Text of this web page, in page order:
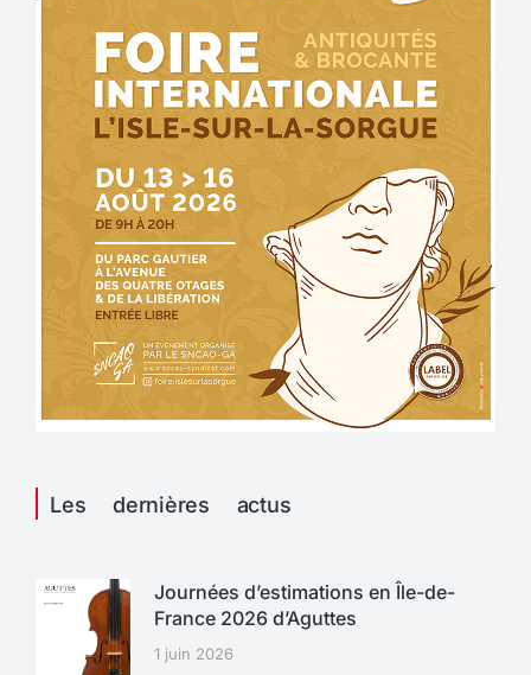
Les dernières actus
Journées d’estimations en Île-de-
France 2026 d’Aguttes
1 juin 2026